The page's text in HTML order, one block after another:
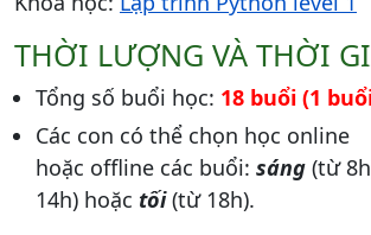
THỜI LƯỢNG VÀ THỜI
Tổng số buổi học: 18 buổi (1
Các con có thể chọn học online
hoặc offline các buổi:sáng (từ
14h) hoặc tối(từ 18h).